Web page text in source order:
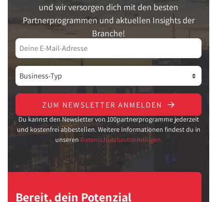
und wir versorgen dich mit den besten
Partnerprogrammen und aktuellen Insights der
Branche!
ZUM NEWSLETTER ANMELDEN
Du kannst den Newsletter von 100partnerprogramme jederzeit
und kostenfrei abbestellen. Weitere Informationen findest du in
unseren Datenschutzbestimmungen.
Bereit, dein Potenzial